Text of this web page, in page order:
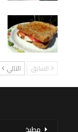
السابق التالي
مطبخ